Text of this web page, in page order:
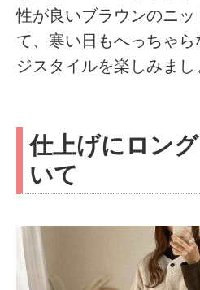
性が良いブラウンのニ
て、寒い日もへっちゃ
ジスタイルを楽しみまし
仕上げにロン
いて